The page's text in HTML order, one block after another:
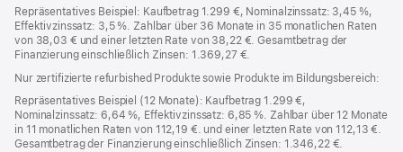
Repräsentatives Beispiel: Kaufbetrag 1.299 €, Nominalzinssatz: 3,45 %,
Effektivzinssatz: 3,5 %. Zahlbar über 36 Monate in 35 monatlichen Raten
von 38,03 € und einer letzten Rate von 38,22 €. Gesamtbetrag der
Finanzierung einschließlich Zinsen: 1.369,27 €.
Nur zertifizierte refurbished Produkte sowie Produkte im Bildungsbereich:
Repräsentatives Beispiel (12 Monate): Kaufbetrag 1.299 €,
Nominalzinssatz: 6,64 %, Effektivzinssatz: 6,85 %. Zahlbar über 12 Monate
in 11 monatlichen Raten von 112,19 €. und einer letzten Rate von 112,13 €.
Gesamtbetrag der Finanzierung einschließlich Zinsen: 1.346,22 €.